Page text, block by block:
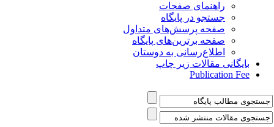
راهنمای صفحات
جستجو در پایگاه
صفحه پرسش‌های متداول
صفحه برترین‌های پایگاه
اطلاع‌رسانی به دوستان
بایگانی مقالات زیر چاپ
Publication Fee